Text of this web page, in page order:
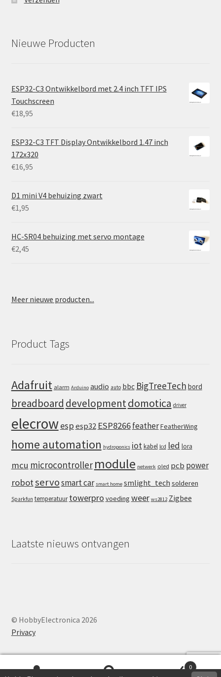
Nieuwe Producten
ESP32-C3 Ontwikkelbord met 2.4 inch TFT IPS
Touchscreen
€18,95
ESP32-C3 TFT Display Ontwikkelbord 1.47 inch
172x320
€16,95
D1 mini V4 behuizing zwart
€1,95
HC-SR04 behuizing met servo montage
€2,45
Meer nieuwe producten...
Product Tags
Adafruit alarm Arduino audio auto bbc BigTreeTech bord
breadboard developmentdomotica driver
elecrowespesp32 ESP8266featherFeatherWing
home automation hydroponics iot kabel lcd led lora
mcu microcontroller module netwerk oled pcb power
robotservosmart car smart home smlight_tech solderen
Sparkfun temperatuur towerpro voeding weer ws2812 Zigbee
Laatste nieuws ontvangen
© HobbyElectronica 2026
Privacy
0